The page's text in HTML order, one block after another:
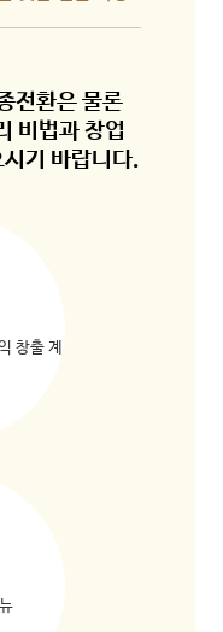
전환은 물론
비법과 창업
기 바랍니다.
창출 계